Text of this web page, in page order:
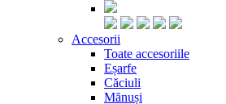
Accesorii
Toate accesoriile
Eșarfe
Căciuli
Mănuși